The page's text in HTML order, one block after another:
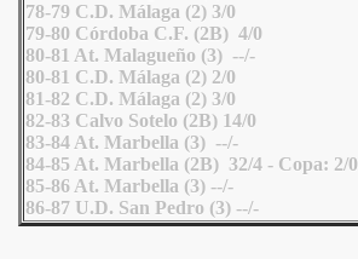
78-79 C.D. Málaga (2) 3/0
79-80 Córdoba C.F. (2B) 4/0
80-81 At. Malagueño (3) --/-
80-81 C.D. Málaga (2) 2/0
81-82 C.D. Málaga (2) 3/0
82-83 Calvo Sotelo (2B) 14/0
83-84 At. Marbella (3) --/-
84-85 At. Marbella (2B) 32/4 - Copa: 2/0
85-86 At. Marbella (3) --/-
86-87 U.D. San Pedro (3) --/-